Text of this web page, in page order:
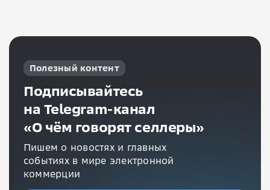
Полезный контент
Подписывайтесь
на Telegram-канал
«О чём говорят селлеры»
Пишем о новостях и главных
событиях в мире электронной
коммерции